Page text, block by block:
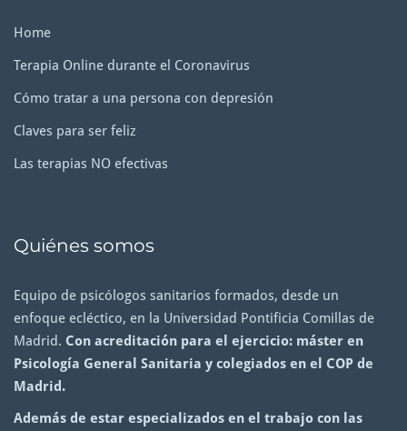
Home
Terapia Online durante el Coronavirus
Cómo tratar a una persona con depresión
Claves para ser feliz
Las terapias NO efectivas
Quiénes somos
Equipo de psicólogos sanitarios formados, desde un
enfoque ecléctico, en la Universidad Pontificia Comillas de
Madrid. Con acreditación para el ejercicio: máster en
Psicología General Sanitaria y colegiados en el COP de
Madrid.
Además de estar especializados en el trabajo con las